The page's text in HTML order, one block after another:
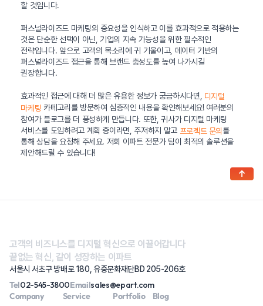
할 것입니다.
퍼스널라이즈드 마케팅의 중요성을 인식하고 이를 효과적으로 적용하는
것은 단순한 선택이 아닌, 기업의 지속 가능성을 위한 필수적인
전략입니다. 앞으로 고객의 목소리에 귀 기울이고, 데이터 기반의
퍼스널라이즈드 접근을 통해 브랜드 충성도를 높여 나가시길
권장합니다.
효과적인 접근에 대해 더 많은 유용한 정보가 궁금하시다면, 디지털
마케팅 카테고리를 방문하여 심층적인 내용을 확인해보세요! 여러분의
참여가 블로그를 더 풍성하게 만듭니다. 또한, 귀사가 디지털 마케팅
서비스를 도입하려고 계획 중이라면, 주저하지 말고 프로젝트 문의를
통해 상담을 요청해 주세요. 저희 이파트 전문가 팀이 최적의 솔루션을
제안해드릴 수 있습니다!
고객의 비즈니스를 디지털 혁신으로 이끌어갑니다
끝없는 혁신, 같이 성장하는 이파트
서울시 서초구 방배로 180, 유중문화재단BD 205-206호
Tel02-545-3800Emailsales@epart.com
Company
Service
Portfolio
Blog
↑